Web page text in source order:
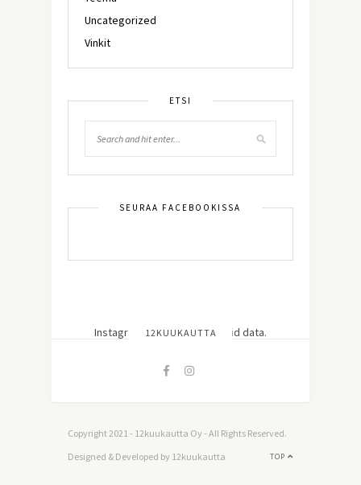
Uncategorized
Vinkit
ETSI
SEURAA FACEBOOKISSA
12KUUKAUTTA
Instagram has returned invalid data.
Copyright 2021 - 12kuukautta Oy - All Rights Reserved.
TOP
Designed & Developed by 12kuukautta